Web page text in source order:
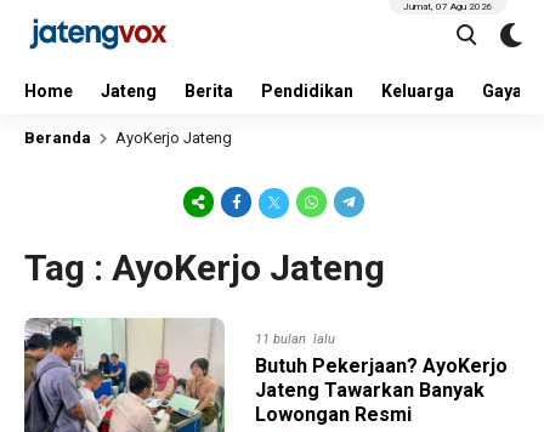
Home Jateng Berita Pendidikan Keluarga Gaya
Jumat, 07 Agu 2026
Beranda AyoKerjo Jateng
Tag : AyoKerjo Jateng
11 bulan lalu
Butuh Pekerjaan? AyoKerjo
Jateng Tawarkan Banyak
Lowongan Resmi